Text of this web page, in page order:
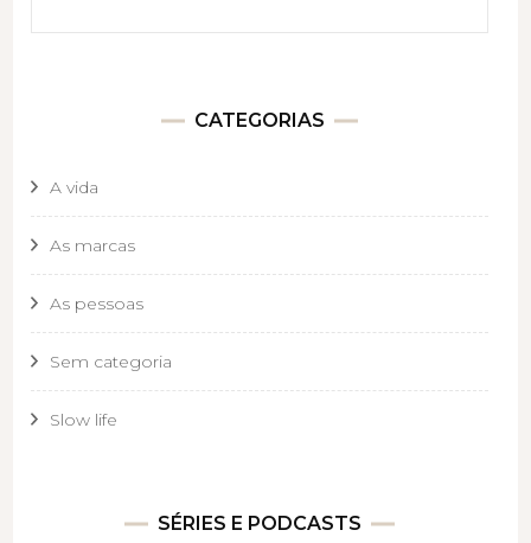
CATEGORIAS
A vida
As marcas
As pessoas
Sem categoria
Slow life
SÉRIES E PODCASTS